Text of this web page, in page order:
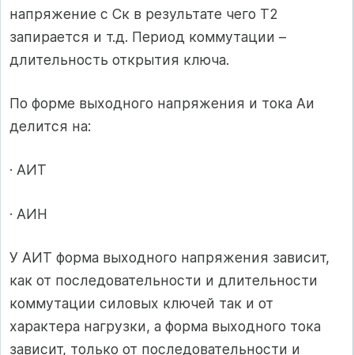
напряжение с Ск в результате чего Т2
запирается и т.д. Период коммутации –
длительность открытия ключа.
По форме выходного напряжения и тока Аи
делится на:
· АИТ
· АИН
У АИТ форма выходного напряжения зависит,
как от последовательности и длительности
коммутации силовых ключей так и от
характера нагрузки, а форма выходного тока
зависит, только от последовательности и